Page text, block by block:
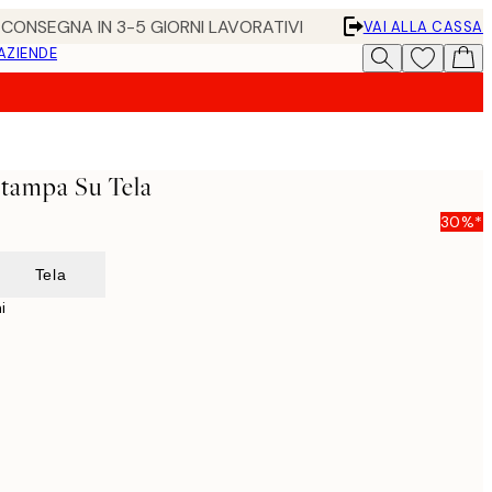
IN 3-5 GIORNI LAVORATIVI
VAI ALLA CASSA
Su Tela
30%*
Tela